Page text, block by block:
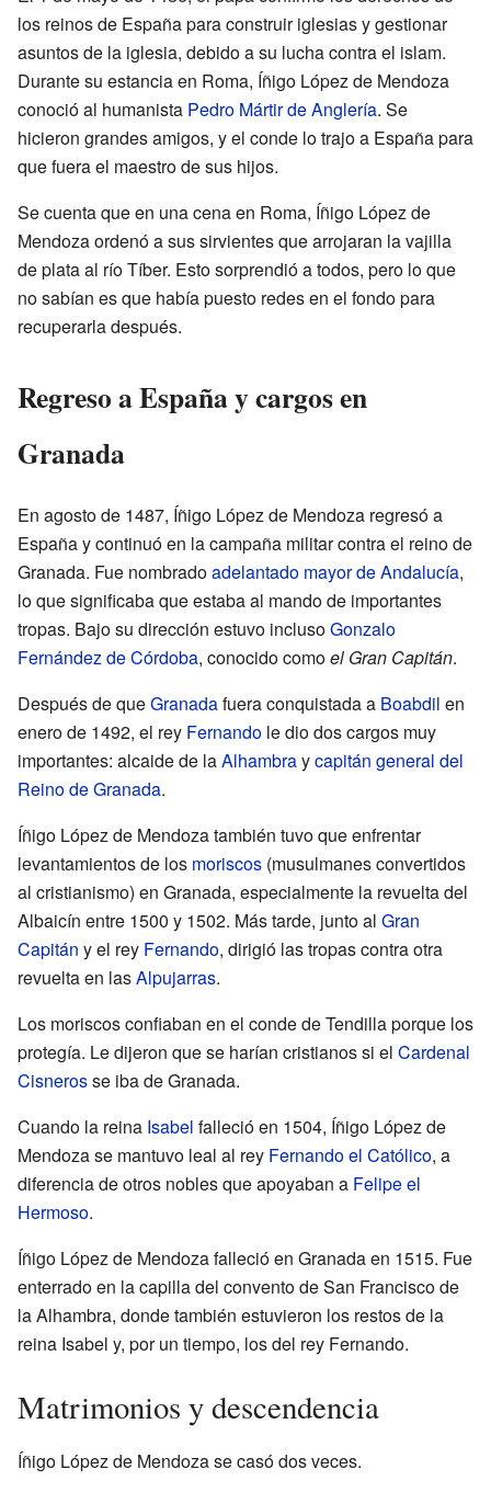
los reinos de España para construir iglesias y gestionar
asuntos de la iglesia, debido a su lucha contra el islam.
Durante su estancia en Roma, Íñigo López de Mendoza
conoció al humanista Pedro Mártir de Anglería. Se
hicieron grandes amigos, y el conde lo trajo a España para
que fuera el maestro de sus hijos.
Se cuenta que en una cena en Roma, Íñigo López de
Mendoza ordenó a sus sirvientes que arrojaran la vajilla
de plata al río Tíber. Esto sorprendió a todos, pero lo que
no sabían es que había puesto redes en el fondo para
recuperarla después.
Regreso a España y cargos en
Granada
En agosto de 1487, Íñigo López de Mendoza regresó a
España y continuó en la campaña militar contra el reino de
Granada. Fue nombradoadelantado mayor de Andalucía,
lo que significaba que estaba al mando de importantes
tropas. Bajo su dirección estuvo inclusoGonzalo
Fernández de Córdoba, conocido comoel Gran Capitán.
Después de queGranadafuera conquistada a Boabdil en
enero de 1492, el rey Fernando le dio dos cargos muy
importantes: alcaide de laAlhambraycapitán general del
Reino de Granada.
Íñigo López de Mendoza también tuvo que enfrentar
levantamientos de los moriscos (musulmanes convertidos
al cristianismo) en Granada, especialmente la revuelta del
Albaicín entre 1500 y 1502. Más tarde, junto al Gran
Capitán y el rey Fernando, dirigió las tropas contra otra
revuelta en lasAlpujarras.
Los moriscos confiaban en el conde de Tendilla porque los
protegía. Le dijeron que se harían cristianos si el Cardenal
Cisnerosse iba de Granada.
Cuando la reina Isabel falleció en 1504, Íñigo López de
Mendoza se mantuvo leal al rey Fernando el Católico, a
diferencia de otros nobles que apoyaban a Felipe el
Hermoso.
Íñigo López de Mendoza falleció en Granada en 1515. Fue
enterrado en la capilla del convento de San Francisco de
la Alhambra, donde también estuvieron los restos de la
reina Isabel y, por un tiempo, los del rey Fernando.
Matrimonios y descendencia
Íñigo López de Mendoza se casó dos veces.